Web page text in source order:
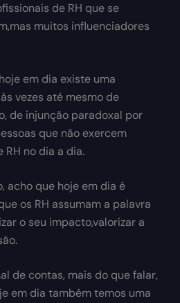
de RH que se
muitos influenciadores
em dia existe uma
vezes até mesmo de
de injunção paradoxal por
que não exercem
RH no dia a dia.
acho que hoje em dia é
os RH assumam a palavra
o seu impacto,valorizar a
de contas, mais do que falar,
em dia também temos uma